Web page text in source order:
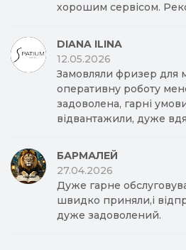
хорошим сервісом.
DIANA ILINA
12.05.2026
Замовляли фризер для
оперативну роботу
задоволена, гарні
відвантажили, дуже
БАРМАЛЕЙ
27.04.2026
Дуже гарне
швидко приняли,і
дуже задоволений.